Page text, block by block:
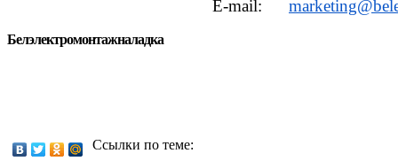
E-mail:
Белэлектромонтажналадка
Ссылки по теме: